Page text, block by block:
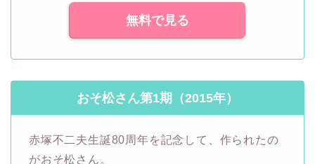
無料で見る
おそ松さん第1期（2015年）
赤塚不二夫生誕80周年を記念して、作られたの
がおそ松さん。